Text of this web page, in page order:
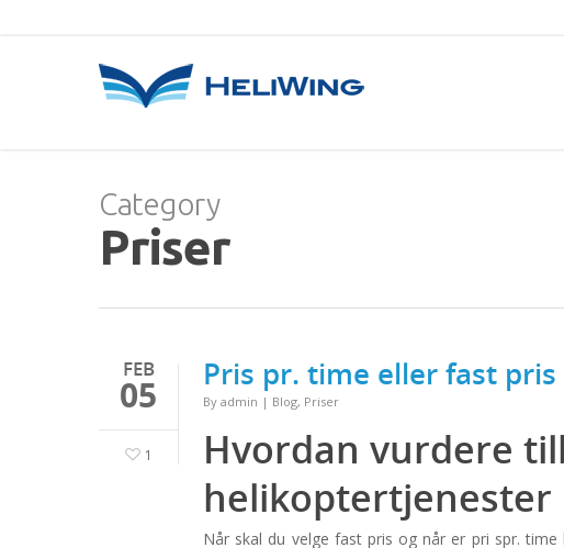
Category
Priser
FEB
05
1
Pris pr. time eller fast
By admin | Blog, Priser
Hvordan vurdere
helikoptertjenester
Når skal du velge fast pris og når er pri spr.